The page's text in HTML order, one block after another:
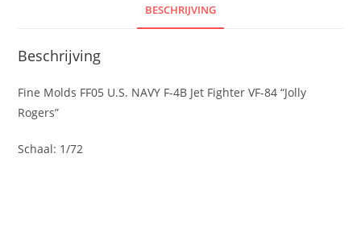
BESCHRIJVING
Beschrijving
Fine Molds FF05 U.S. NAVY F-4B Jet Fighter VF-84 “Jolly
Rogers”
Schaal: 1/72